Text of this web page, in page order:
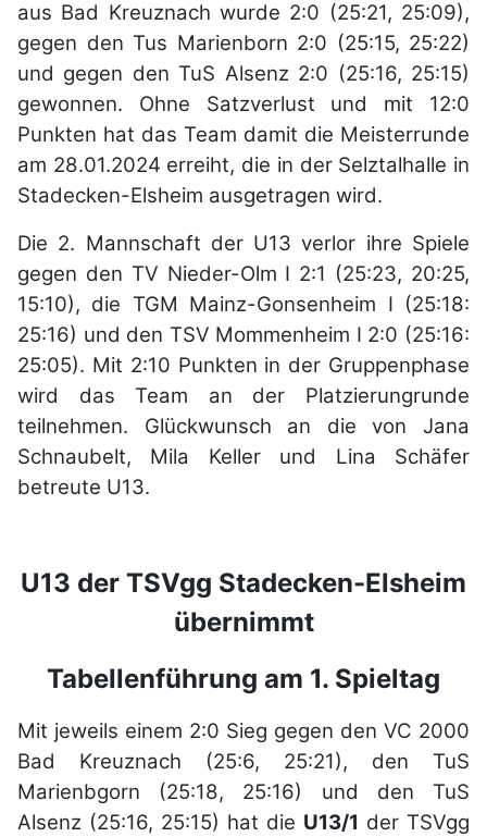
aus Bad Kreuznach wurde 2:0 (25:21, 25:09),
gegen den Tus Marienborn 2:0 (25:15, 25:22)
und gegen den TuS Alsenz 2:0 (25:16, 25:15)
gewonnen. Ohne Satzverlust und mit 12:0
Punkten hat das Team damit die Meisterrunde
am 28.01.2024 erreiht, die in der Selztalhalle in
Stadecken-Elsheim ausgetragen wird.
Die 2. Mannschaft der U13 verlor ihre Spiele
gegen den TV Nieder-Olm I 2:1 (25:23, 20:25,
15:10), die TGM Mainz-Gonsenheim I (25:18:
25:16) und den TSV Mommenheim I 2:0 (25:16:
25:05). Mit 2:10 Punkten in der Gruppenphase
wird das Team an der Platzierungrunde
teilnehmen. Glückwunsch an die von Jana
Schnaubelt, Mila Keller und Lina Schäfer
betreute U13.
U13 der TSVgg Stadecken-Elsheim
übernimmt
Tabellenführung am 1. Spieltag
Mit jeweils einem 2:0 Sieg gegen den VC 2000
Bad Kreuznach (25:6, 25:21), den TuS
Marienbgorn (25:18, 25:16) und den TuS
Alsenz (25:16, 25:15) hat die U13/1 der TSVgg